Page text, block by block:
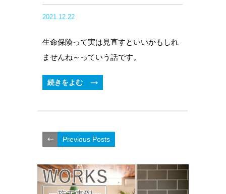
2021.12.22
生命保険って実は見直すといいかもしれ
ませんね～っていう話です。
続きをよむ
Previous Posts